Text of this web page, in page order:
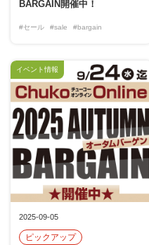
BARGAIN開催中！
#セール #sale #bargain
2025-09-05
ピックアップ
イベント情報